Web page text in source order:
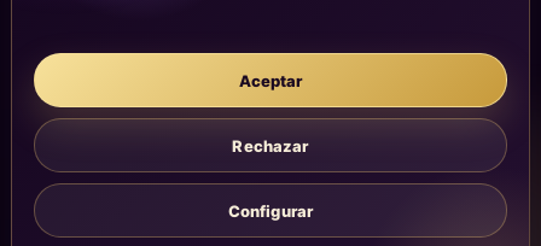
Aceptar
Rechazar
Configurar
Cookies
La atención, dirección y correos quedan centralizados en la página
Contacto.
Acompañamiento simbólico y sensorial. No sustituye consejo
médico, legal, psicológico o profesional.